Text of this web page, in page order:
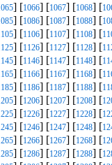
] [1066] [1067] [1068] [
] [1086] [1087] [1088] [
] [1106] [1107] [1108] [
] [1126] [1127] [1128] [
] [1146] [1147] [1148] [
] [1166] [1167] [1168] [
] [1186] [1187] [1188] [
] [1206] [1207] [1208] [
] [1226] [1227] [1228] [
] [1246] [1247] [1248] [
] [1266] [1267] [1268] [
] [1286] [1287] [1288] [